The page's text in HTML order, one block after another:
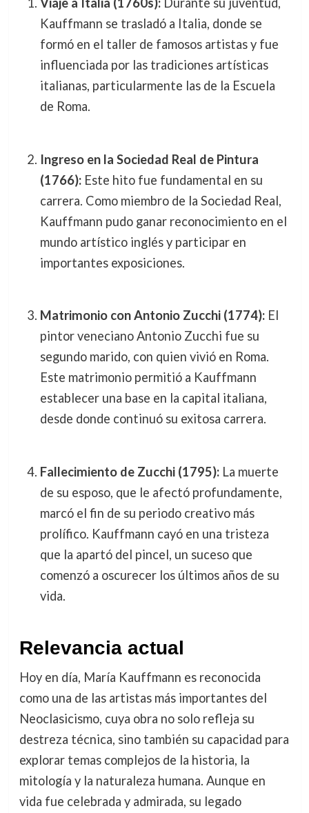
Kauffmann se trasladó a Italia, donde se
formó en el taller de famosos artistas y fue
influenciada por las tradiciones artísticas
italianas, particularmente las de la Escuela
de Roma.
Ingreso en la Sociedad Real de Pintura
(1766):Este hito fue fundamental en su
carrera. Como miembro de la Sociedad Real,
Kauffmann pudo ganar reconocimiento en el
mundo artístico inglés y participar en
importantes exposiciones.
Matrimonio con Antonio Zucchi (1774):El
pintor veneciano Antonio Zucchi fue su
segundo marido, con quien vivió en Roma.
Este matrimonio permitió a Kauffmann
establecer una base en la capital italiana,
desde donde continuó su exitosa carrera.
Fallecimiento de Zucchi (1795):La muerte
de su esposo, que le afectó profundamente,
marcó el fin de su periodo creativo más
prolífico. Kauffmann cayó en una tristeza
que la apartó del pincel, un suceso que
comenzó a oscurecer los últimos años de su
vida.
Relevancia actual
Hoy en día, María Kauffmann es reconocida
como una de las artistas más importantes del
Neoclasicismo, cuya obra no solo refleja su
destreza técnica, sino también su capacidad para
explorar temas complejos de la historia, la
mitología y la naturaleza humana. Aunque en
vida fue celebrada y admirada, su legado